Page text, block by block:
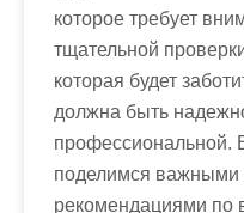
которое требует
тщательной
которая будет
должна быть
профессиональной.
поделимся важными
рекомендациями по